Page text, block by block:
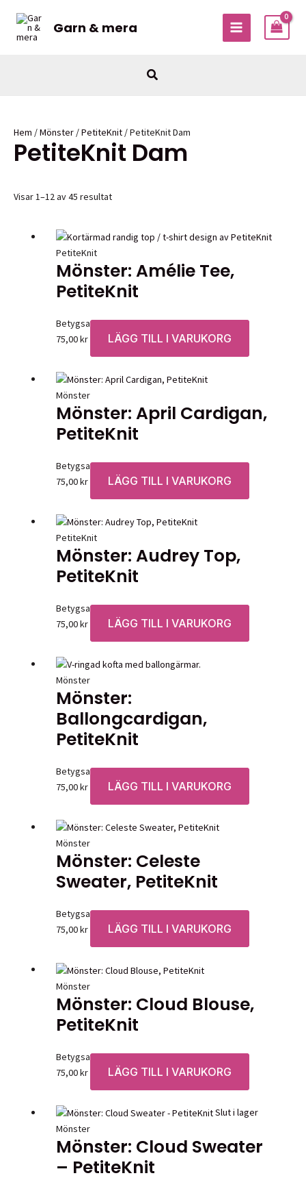
innehåll
Garn & mera
MAIN
Sök
Hem /Mönster /PetiteKnit / PetiteKnit Dam
PetiteKnit Dam
Visar 1–12 av 45 resultat
PetiteKnit
Mönster: Amélie Tee,
PetiteKnit
Betygsatt0av 5
75,00kr LÄGG TILL I VARUKORG
Mönster
Mönster: April Cardigan,
PetiteKnit
Betygsatt0av 5
75,00kr LÄGG TILL I VARUKORG
PetiteKnit
Mönster: Audrey Top,
PetiteKnit
Betygsatt0av 5
75,00kr LÄGG TILL I VARUKORG
Mönster
Mönster:
Ballongcardigan,
PetiteKnit
Betygsatt0av 5
75,00kr LÄGG TILL I VARUKORG
Mönster
Mönster: Celeste
Sweater, PetiteKnit
Betygsatt0av 5
75,00kr LÄGG TILL I VARUKORG
Mönster
Mönster: Cloud Blouse,
PetiteKnit
Betygsatt0av 5
75,00kr LÄGG TILL I VARUKORG
Slut i lager
Mönster
Mönster: Cloud Sweater
– PetiteKnit